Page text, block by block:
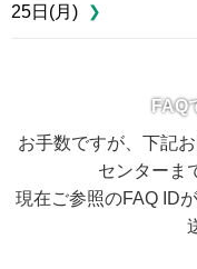
25日(月)
FAQ
お手数ですが、下記
センターま
現在ご参照のFAQ ID